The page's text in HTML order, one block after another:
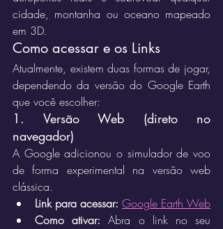
cidade, montanha ou oceano mapeado
em 3D.
Como acessar e os Links
Atualmente, existem duas formas de jogar,
dependendo da versão do Google Earth
que você escolher:
1. Versão Web (direto no
navegador)
A Google adicionou o simulador de voo
de forma experimental na versão web
clássica.
Link para acessar: Google Earth Web
Como ativar: Abra o link no seu